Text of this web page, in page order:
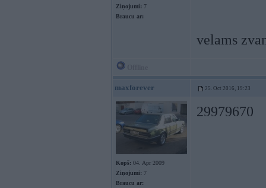
Ziņojumi: 7
Braucu ar:
velams
maxforever 25. Oct 2016, 19:23
Kopš: 04. Apr 2009
Ziņojumi: 7
Braucu ar:
29979670